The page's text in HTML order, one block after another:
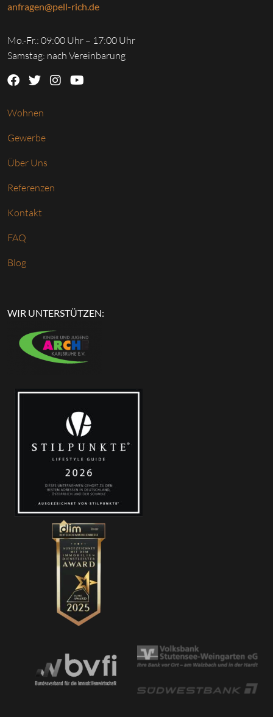
anfragen@pell-rich.de
Mo.-Fr.: 09:00 Uhr – 17:00 Uhr
Samstag: nach Vereinbarung
Wohnen
Gewerbe
Über Uns
Referenzen
Kontakt
FAQ
Blog
WIR UNTERSTÜTZEN: